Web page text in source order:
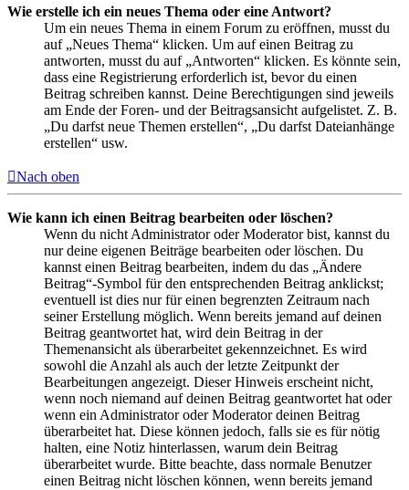
Wie erstelle ich ein neues Thema oder eine Antwort?
Um ein neues Thema in einem Forum zu eröffnen, musst du
auf „Neues Thema“ klicken. Um auf einen Beitrag zu
antworten, musst du auf „Antworten“ klicken. Es könnte sein,
dass eine Registrierung erforderlich ist, bevor du einen
Beitrag schreiben kannst. Deine Berechtigungen sind jeweils
am Ende der Foren- und der Beitragsansicht aufgelistet. Z. B.
„Du darfst neue Themen erstellen“, „Du darfst Dateianhänge
erstellen“ usw.
Nach oben
Wie kann ich einen Beitrag bearbeiten oder löschen?
Wenn du nicht Administrator oder Moderator bist, kannst du
nur deine eigenen Beiträge bearbeiten oder löschen. Du
kannst einen Beitrag bearbeiten, indem du das „Ändere
Beitrag“-Symbol für den entsprechenden Beitrag anklickst;
eventuell ist dies nur für einen begrenzten Zeitraum nach
seiner Erstellung möglich. Wenn bereits jemand auf deinen
Beitrag geantwortet hat, wird dein Beitrag in der
Themenansicht als überarbeitet gekennzeichnet. Es wird
sowohl die Anzahl als auch der letzte Zeitpunkt der
Bearbeitungen angezeigt. Dieser Hinweis erscheint nicht,
wenn noch niemand auf deinen Beitrag geantwortet hat oder
wenn ein Administrator oder Moderator deinen Beitrag
überarbeitet hat. Diese können jedoch, falls sie es für nötig
halten, eine Notiz hinterlassen, warum dein Beitrag
überarbeitet wurde. Bitte beachte, dass normale Benutzer
einen Beitrag nicht löschen können, wenn bereits jemand